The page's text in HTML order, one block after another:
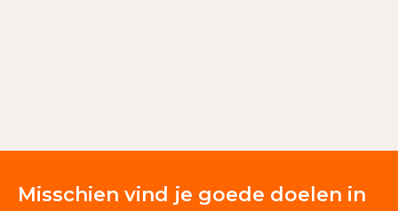
Misschien vind je goede doelen in